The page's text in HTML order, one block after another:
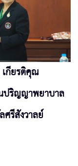
กียรติคุณ
ปริญญาพยาบาล
รีสังวาลย์